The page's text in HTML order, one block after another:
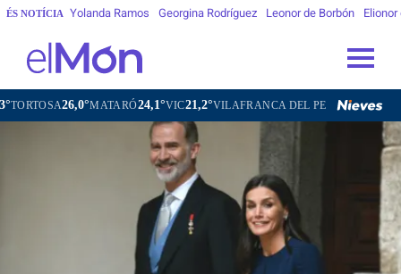
ÉS NOTÍCIA Yolanda Ramos Georgina Rodríguez Leonor de Borbón Elionor
26,0°MATARÓ24,1°VIC21,2°VILAFRANCA DEL PENEDÈS22,4°